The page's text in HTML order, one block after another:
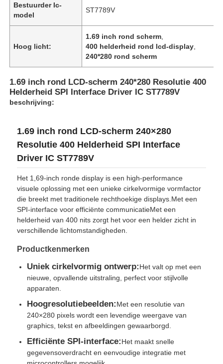
Producten
Video's
Bestuurder Ic-
model
ST7789V
Hoog licht:
1.69 inch rond scherm
400 helderheid rond lcd-display
240*280 rond scherm
1.69 inch rond LCD-scherm 240*280 Resolutie 400
Helderheid SPI Interface Driver IC ST7789V
beschrijving:
1.69 inch rond LCD-scherm 240×280
Resolutie 400 Helderheid SPI Interface
Driver IC ST7789V
Het 1,69-inch ronde display is een high-performance
visuele oplossing met een unieke cirkelvormige vormfactor
die breekt met traditionele rechthoekige displays.Met een
SPI-interface voor efficiënte communicatieMet een
helderheid van 400 nits zorgt het voor een helder zicht in
verschillende lichtomstandigheden.
Productkenmerken
Uniek cirkelvormig ontwerp:Het valt op met een
nieuwe, opvallende uitstraling, perfect voor stijlvolle
apparaten.
Hoogresolutiebeelden:Met een resolutie van
240×280 pixels wordt een levendige weergave van
graphics, tekst en afbeeldingen gewaarborgd.
Efficiënte SPI-interface:Het maakt snelle
gegevensoverdracht en eenvoudige integratie met